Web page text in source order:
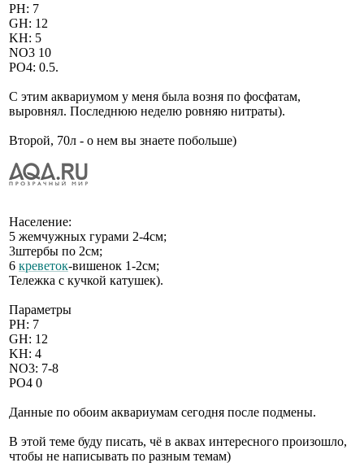
РН: 7
GH: 12
KH: 5
NO3 10
PO4: 0.5.
С этим аквариумом у меня была возня по фосфатам,
выровнял. Последнюю неделю ровняю нитраты).
Второй, 70л - о нем вы знаете побольше)
Население:
5 жемчужных гурами 2-4см;
3штербы по 2см;
6 креветок-вишенок 1-2см;
Тележка с кучкой катушек).
Параметры
PH: 7
GH: 12
KH: 4
NO3: 7-8
PO4 0
Данные по обоим аквариумам сегодня после подмены.
В этой теме буду писать, чё в аквах интересного произошло,
чтобы не написывать по разным темам)